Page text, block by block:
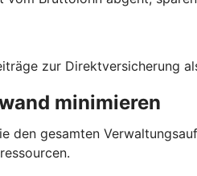
zur Direktversicherung
minimieren
den gesamten